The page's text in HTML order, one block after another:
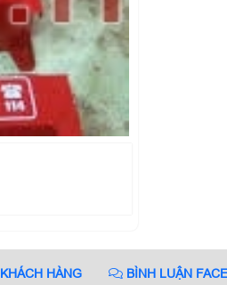
HÀNG BÌNH LUẬN